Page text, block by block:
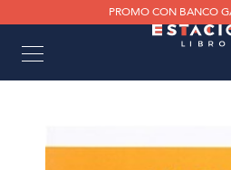
PROMO CON BANCO